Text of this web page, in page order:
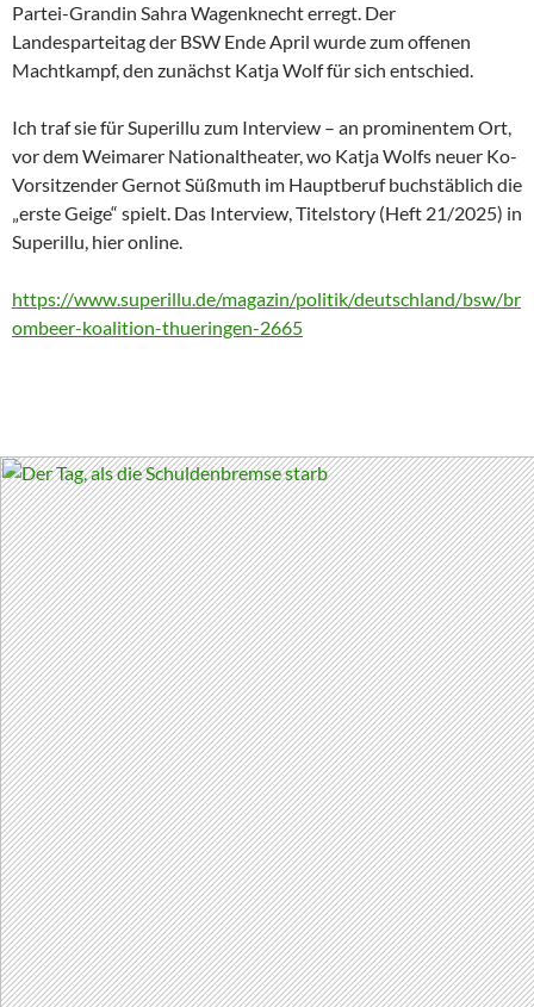
Partei-Grandin Sahra Wagenknecht erregt. Der
Landesparteitag der BSW Ende April wurde zum offenen
Machtkampf, den zunächst Katja Wolf für sich entschied.
Ich traf sie für Superillu zum Interview – an prominentem Ort,
vor dem Weimarer Nationaltheater, wo Katja Wolfs neuer Ko-
Vorsitzender Gernot Süßmuth im Hauptberuf buchstäblich die
„erste Geige“ spielt. Das Interview, Titelstory (Heft 21/2025) in
Superillu, hier online.
https://www.superillu.de/magazin/politik/deutschland/bsw/br
ombeer-koalition-thueringen-2665